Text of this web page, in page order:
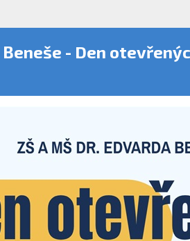
Beneše - Den